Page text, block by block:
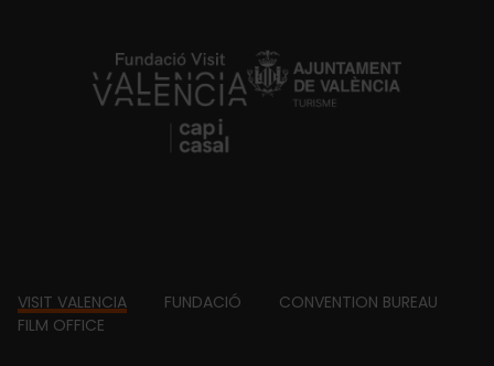
https://fundacion.visitvalencia.com/
Footer
VISIT VALENCIA FUNDACIÓ
CONVENTION BUREAU
FILM OFFICE